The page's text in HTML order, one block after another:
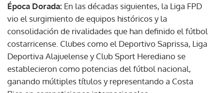
Época Dorada: En las décadas siguientes, la Liga FPD
vio el surgimiento de equipos históricos y la
consolidación de rivalidades que han definido el fútbol
costarricense. Clubes como el Deportivo Saprissa, Liga
Deportiva Alajuelense y Club Sport Herediano se
establecieron como potencias del fútbol nacional,
ganando múltiples títulos y representando a Costa